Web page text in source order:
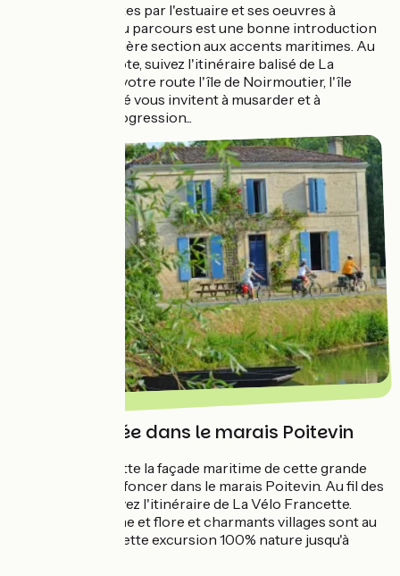
La sortie de Nantes par l'estuaire et ses oeuvres à
découvrir au fil du parcours est une bonne introduction
pour cette première section aux accents maritimes. Au
plus près de la côte, suivez l'itinéraire balisé de La
Vélodyssée. Sur votre route l'île de Noirmoutier, l'île
d'Yeu et l'île de Ré vous invitent à musarder et à
ralentir votre progression...
Une échappée dans le marais Poitevin
À Marans, on quitte la façade maritime de cette grande
boucle pour s'enfoncer dans le marais Poitevin. Au fil des
canaux, vous suivez l'itinéraire de La Vélo Francette.
Petits ports, faune et flore et charmants villages sont au
programme de cette excursion 100% nature jusqu'à